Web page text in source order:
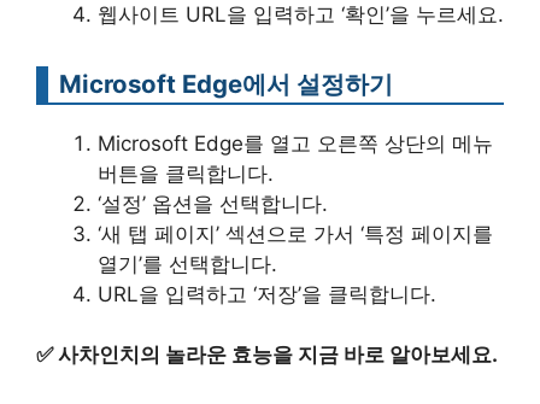
웹사이트 URL을 입력하고 ‘확인’을 누르세요.
Microsoft Edge에서 설정하기
Microsoft Edge를 열고 오른쪽 상단의 메뉴
버튼을 클릭합니다.
‘설정’ 옵션을 선택합니다.
‘새 탭 페이지’ 섹션으로 가서 ‘특정 페이지를
열기’를 선택합니다.
URL을 입력하고 ‘저장’을 클릭합니다.
✅사차인치의 놀라운 효능을 지금 바로 알아보세요.